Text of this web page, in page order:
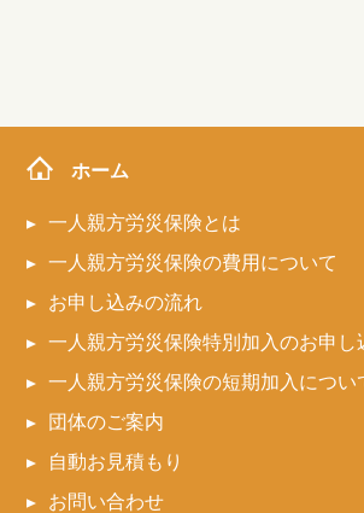
ホーム
一人親方労災保険とは
一人親方労災保険の費用について
お申し込みの流れ
一人親方労災保険特別加入のお申し
一人親方労災保険の短期加入につい
団体のご案内
自動お見積もり
お問い合わせ